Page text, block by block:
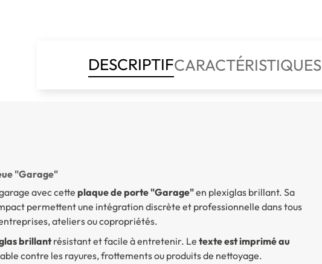
DESCRIPTIFCARACTÉRISTIQUES
"Garage"
avec cette plaque de porte "Garage"en plexiglas brillant. Sa
permettent une intégration discrète et professionnelle dans tous
ateliers ou copropriétés.
brillantrésistant et facile à entretenir. Le texte est imprimé au
contre les rayures, frottements ou produits de nettoyage.